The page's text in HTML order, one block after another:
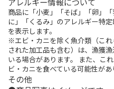
商品に「小麦」「そば」「卵」
に」「くるみ」のアレルギー特
を表示します。
※エビ・カニを除く魚介類（こ
された加工品も含む）は、漁獲
いる場合があります。 また、こ
ビ・カニを食べている可能性があ
その他